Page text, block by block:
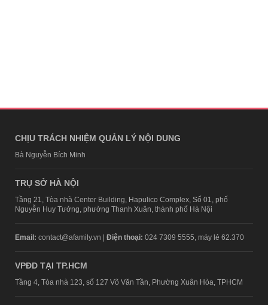
CHỊU TRÁCH NHIỆM QUẢN LÝ NỘI DUNG
Bà Nguyễn Bích Minh
TRỤ SỞ HÀ NỘI
Tầng 21, Tòa nhà Center Building, Hapulico Complex, Số 01, phố
Nguyễn Huy Tưởng, phường Thanh Xuân, thành phố Hà Nội
Email: contact@afamily.vn | Điện thoại: 024 7309 5555, máy lẻ 62.370
VPĐD TẠI TP.HCM
Tầng 4, Tòa nhà 123, số 127 Võ Văn Tần, Phường Xuân Hòa, TPHCM